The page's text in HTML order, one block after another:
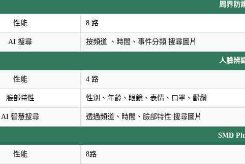
周界防
性能 8 路
AI 搜尋 按頻道 、時間、事件分類 搜尋圖片
人臉辨
性能 4 路
臉部特性 性別、年齡、眼鏡、表情、口罩、鬍鬚
AI 智慧搜尋 透過頻道、時間、臉部特性 搜尋圖片
SMD
性能 8路